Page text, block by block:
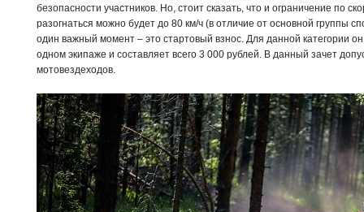
безопасности участников. Но, стоит сказать, что и ограничение по
разогнаться можно будет до 80 км/ч (в отличие от основной группы
один важный момент – это стартовый взнос. Для данной категории он
одном экипаже и составляет всего 3 000 рублей. В данный зачет
мотовездеходов.